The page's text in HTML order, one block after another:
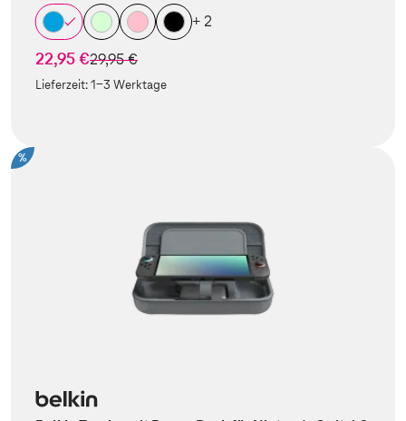
+ 2
22,95 €statt
29,95 €
Lieferzeit:1-3 Werktage
%